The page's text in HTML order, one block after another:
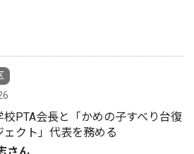
校PTA会長と「かめの子すべり台復
ェクト」代表を務める